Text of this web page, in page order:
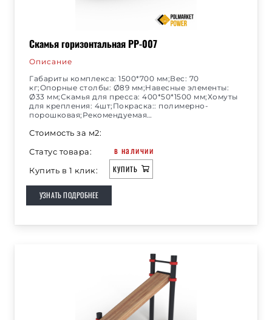
Скамья горизонтальная РР-007
Описание
Габариты комплекса: 1500*700 мм;Вес: 70
кг;Опорные столбы: Ø89 мм;Навесные элементы:
Ø33 мм;Скамья для пресса: 400*50*1500 мм;Хомуты
для крепления: 4шт;Покраска:: полимерно-
порошковая;Рекомендуемая…
Стоимость за м2:
Статус товара:
в наличии
Купить в 1 клик: КУПИТЬ
УЗНАТЬ ПОДРОБНЕЕ